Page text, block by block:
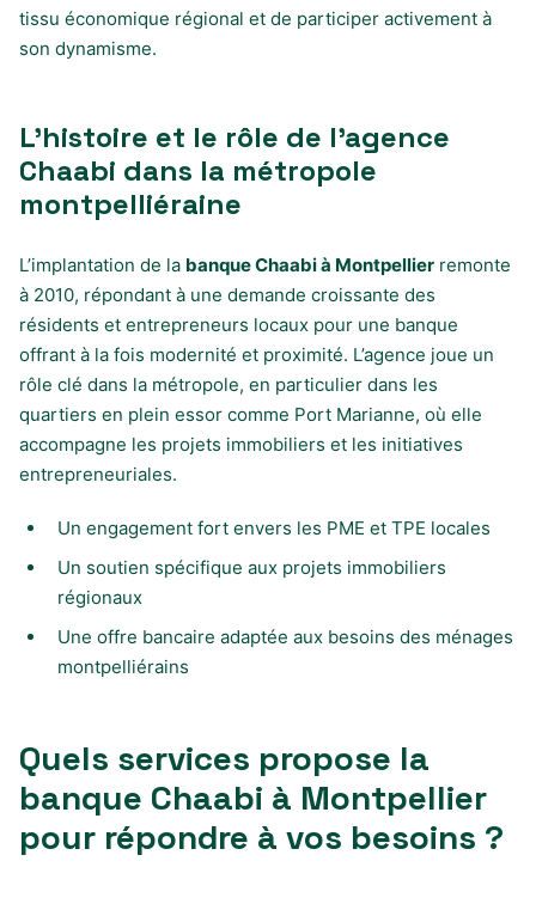
tissu économique régional et de participer activement à
son dynamisme.
L’histoire et le rôle de l’agence
Chaabi dans la métropole
montpelliéraine
L’implantation de la banque Chaabi à Montpellier remonte
à 2010, répondant à une demande croissante des
résidents et entrepreneurs locaux pour une banque
offrant à la fois modernité et proximité. L’agence joue un
rôle clé dans la métropole, en particulier dans les
quartiers en plein essor comme Port Marianne, où elle
accompagne les projets immobiliers et les initiatives
entrepreneuriales.
Un engagement fort envers les PME et TPE locales
Un soutien spécifique aux projets immobiliers
régionaux
Une offre bancaire adaptée aux besoins des ménages
montpelliérains
Quels services propose la
banque Chaabi à Montpellier
pour répondre à vos besoins ?